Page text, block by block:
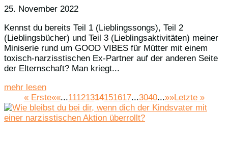
25. November 2022
Kennst du bereits Teil 1 (Lieblingssongs), Teil 2
(Lieblingsbücher) und Teil 3 (Lieblingsaktivitäten) meiner
Miniserie rund um GOOD VIBES für Mütter mit einem
toxisch-narzisstischen Ex-Partner auf der anderen Seite
der Elternschaft? Man kriegt...
mehr lesen
« Erste««...11121314151617...3040...»»Letzte »